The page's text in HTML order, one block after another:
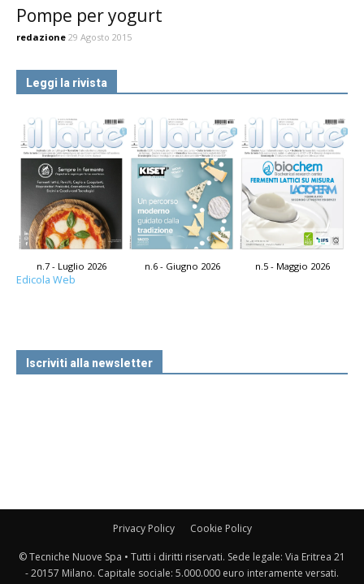
Pompe per yogurt
redazione 29 Agosto 2015
Leggi la rivista
n.7 - Luglio 2026 n.6 - Giugno 2026 n.5 - Maggio 2026
Edicola Web
Iscriviti alla newsletter
Privacy Policy Cookie Policy
© Tecniche Nuove Spa • Tutti i diritti riservati. Sede legale: Via Eritrea 21
- 20157 Milano. Capitale sociale: 5.000.000 euro interamente versati.